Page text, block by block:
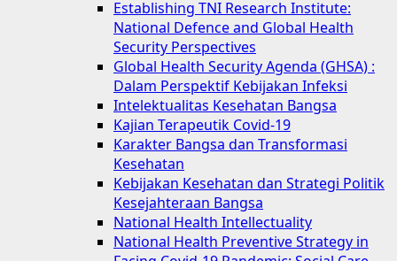
Establishing TNI Research Institute:
National Defence and Global Health
Security Perspectives
Global Health Security Agenda (GHSA) :
Dalam Perspektif Kebijakan Infeksi
Intelektualitas Kesehatan Bangsa
Kajian Terapeutik Covid-19
Karakter Bangsa dan Transformasi
Kesehatan
Kebijakan Kesehatan dan Strategi Politik
Kesejahteraan Bangsa
National Health Intellectuality
National Health Preventive Strategy in